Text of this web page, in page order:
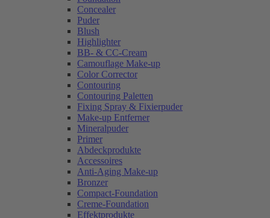
Concealer
Puder
Blush
Highlighter
BB- & CC-Cream
Camouflage Make-up
Color Corrector
Contouring
Contouring Paletten
Fixing Spray & Fixierpuder
Make-up Entferner
Mineralpuder
Primer
Abdeckprodukte
Accessoires
Anti-Aging Make-up
Bronzer
Compact-Foundation
Creme-Foundation
Effektprodukte